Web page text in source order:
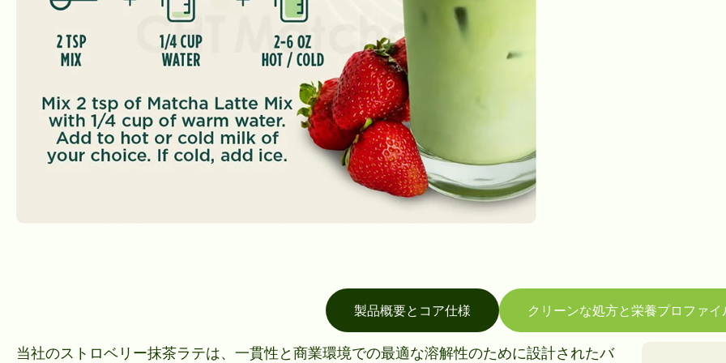
製品概要とコア仕様 クリーンな処方と栄養プロファイ
当社のストロベリー抹茶ラテは、一貫性と商業環境での最適な溶解性のために設計されたバ